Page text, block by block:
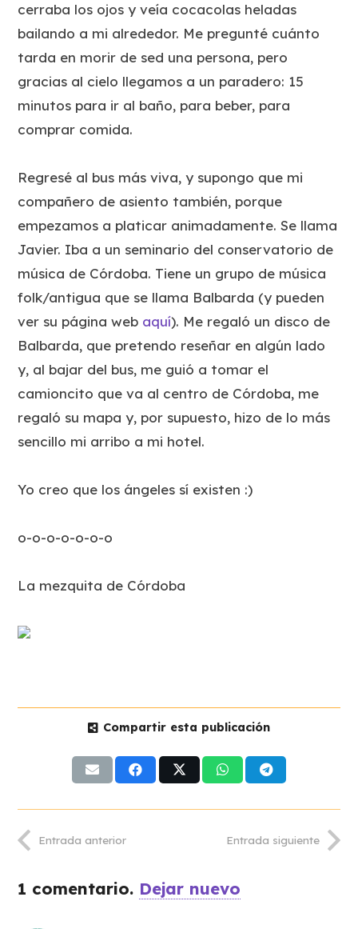
cerraba los ojos y veía cocacolas heladas
bailando a mi alrededor. Me pregunté cuánto
tarda en morir de sed una persona, pero
gracias al cielo llegamos a un paradero: 15
minutos para ir al baño, para beber, para
comprar comida.
Regresé al bus más viva, y supongo que mi
compañero de asiento también, porque
empezamos a platicar animadamente. Se llama
Javier. Iba a un seminario del conservatorio de
música de Córdoba. Tiene un grupo de música
folk/antigua que se llama Balbarda (y pueden
ver su página web aquí). Me regaló un disco de
Balbarda, que pretendo reseñar en algún lado
y, al bajar del bus, me guió a tomar el
camioncito que va al centro de Córdoba, me
regaló su mapa y, por supuesto, hizo de lo más
sencillo mi arribo a mi hotel.
Yo creo que los ángeles sí existen :)
o-o-o-o-o-o-o
La mezquita de Córdoba
Compartir esta publicación
Entrada anterior Entrada siguiente
1 comentario. Dejar nuevo